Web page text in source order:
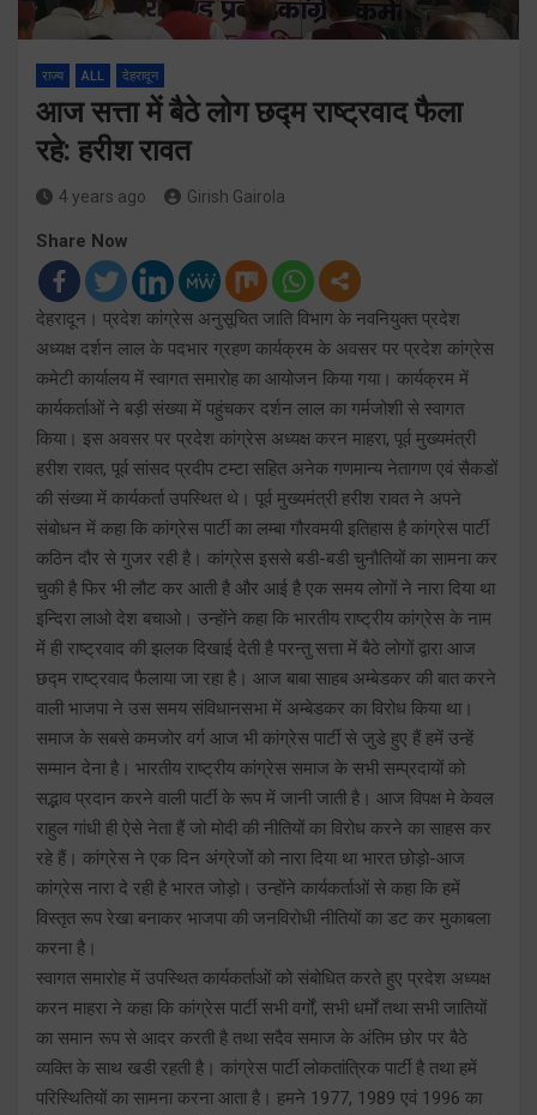
राज्य ALL देहरादून
आज सत्ता में बैठे लोग छद्म राष्ट्रवाद फैला
रहे: हरीश रावत
4 years ago Girish Gairola
Share Now
देहरादून। प्रदेश कांग्रेस अनुसूचित जाति विभाग के नवनियुक्त प्रदेश
अध्यक्ष दर्शन लाल के पदभार ग्रहण कार्यक्रम के अवसर पर प्रदेश कांग्रेस
कमेटी कार्यालय में स्वागत समारोह का आयोजन किया गया। कार्यक्रम में
कार्यकर्ताओं ने बड़ी संख्या में पहुंचकर दर्शन लाल का गर्मजोशी से स्वागत
किया। इस अवसर पर प्रदेश कांग्रेस अध्यक्ष करन माहरा, पूर्व मुख्यमंत्री
हरीश रावत, पूर्व सांसद प्रदीप टम्टा सहित अनेक गणमान्य नेतागण एवं सैकडों
की संख्या में कार्यकर्ता उपस्थित थे। पूर्व मुख्यमंत्री हरीश रावत ने अपने
संबोधन में कहा कि कांग्रेस पार्टी का लम्बा गौरवमयी इतिहास है कांग्रेस पार्टी
कठिन दौर से गुजर रही है। कांग्रेस इससे बडी-बडी चुनौतियों का सामना कर
चुकी है फिर भी लौट कर आती है और आई है एक समय लोगों ने नारा दिया था
इन्दिरा लाओ देश बचाओ। उन्होंने कहा कि भारतीय राष्ट्रीय कांग्रेस के नाम
में ही राष्ट्रवाद की झलक दिखाई देती है परन्तु सत्ता में बैठे लोगों द्वारा आज
छद्म राष्ट्रवाद फैलाया जा रहा है। आज बाबा साहब अम्बेडकर की बात करने
वाली भाजपा ने उस समय संविधानसभा में अम्बेडकर का विरोध किया था।
समाज के सबसे कमजोर वर्ग आज भी कांग्रेस पार्टी से जुडे हुए हैं हमें उन्हें
सम्मान देना है। भारतीय राष्ट्रीय कांग्रेस समाज के सभी सम्प्रदायों को
सद्भाव प्रदान करने वाली पार्टी के रूप में जानी जाती है। आज विपक्ष मे केवल
राहुल गांधी ही ऐसे नेता हैं जो मोदी की नीतियों का विरोध करने का साहस कर
रहे हैं। कांग्रेस ने एक दिन अंग्रेजों को नारा दिया था भारत छोड़ो-आज
कांग्रेस नारा दे रही है भारत जोड़ो। उन्होंने कार्यकर्ताओं से कहा कि हमें
विस्तृत रूप रेखा बनाकर भाजपा की जनविरोधी नीतियों का डट कर मुकाबला
करना है।
स्वागत समारोह में उपस्थित कार्यकर्ताओं को संबोधित करते हुए प्रदेश अध्यक्ष
करन माहरा ने कहा कि कांग्रेस पार्टी सभी वर्गों, सभी धर्मों तथा सभी जातियों
का समान रूप से आदर करती है तथा सदैव समाज के अंतिम छोर पर बैठे
व्यक्ति के साथ खडी रहती है। कांग्रेस पार्टी लोकतांत्रिक पार्टी है तथा हमें
परिस्थितियों का सामना करना आता है। हमने 1977, 1989 एवं 1996 का